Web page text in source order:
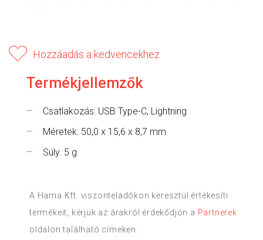
Hozzáadás a kedvencekhez
Termékjellemzők
Csatlakozás: USB Type-C, Lightning
Méretek: 50,0 x 15,6 x 8,7 mm
Súly: 5 g
A Hama Kft. viszonteladókon keresztül értékesíti
termékeit, kérjük az árakról érdekődjön a Partnerek
oldalon található címeken.